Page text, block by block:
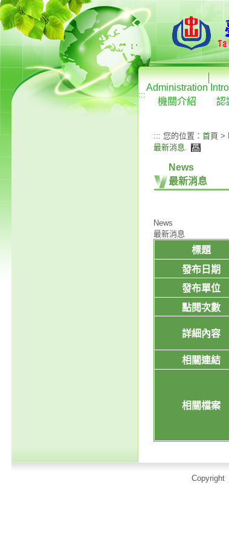
:::
Administration
機關介紹
認
::: 您的位置： 首頁 >
最新消息.
News
最新消息
News
最新消息
標題
發布日期
發布單位
點閱次數
詳細內容
相關連結
相關檔案
Copyright